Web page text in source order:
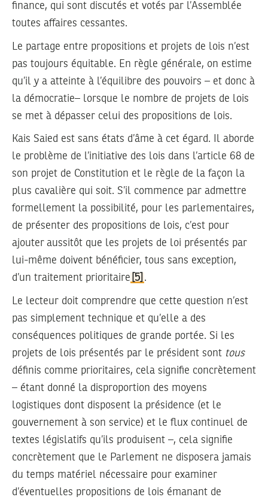
finance, qui sont discutés et votés par l’Assemblée
toutes affaires cessantes.
Le partage entre propositions et projets de lois n’est
pas toujours équitable. En règle générale, on estime
qu’il y a atteinte à l’équilibre des pouvoirs – et donc à
la démocratie– lorsque le nombre de projets de lois
se met à dépasser celui des propositions de lois.
Kais Saied est sans états d’âme à cet égard. Il aborde
le problème de l’initiative des lois dans l’article 68 de
son projet de Constitution et le règle de la façon la
plus cavalière qui soit. S’il commence par admettre
formellement la possibilité, pour les parlementaires,
de présenter des propositions de lois, c’est pour
ajouter aussitôt que les projets de loi présentés par
lui-même doivent bénéficier, tous sans exception,
d’un traitement prioritaire [5] .
Le lecteur doit comprendre que cette question n’est
pas simplement technique et qu’elle a des
conséquences politiques de grande portée. Si les
projets de lois présentés par le président sont tous
définis comme prioritaires, cela signifie concrètement
– étant donné la disproportion des moyens
logistiques dont disposent la présidence (et le
gouvernement à son service) et le flux continuel de
textes législatifs qu’ils produisent –, cela signifie
concrètement que le Parlement ne disposera jamais
du temps matériel nécessaire pour examiner
d’éventuelles propositions de lois émanant de